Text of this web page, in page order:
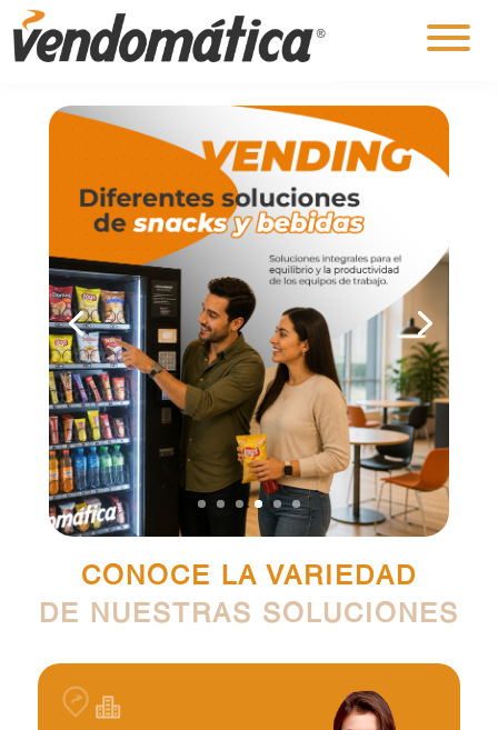
CONOCE LA VARIEDAD
DE NUESTRAS SOLUCIONES